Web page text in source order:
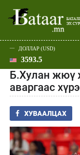
ДОЛЛАР (USD)
3593.5
Б.Хулан жюү
аваргаас
ХУВААЛЦАХ